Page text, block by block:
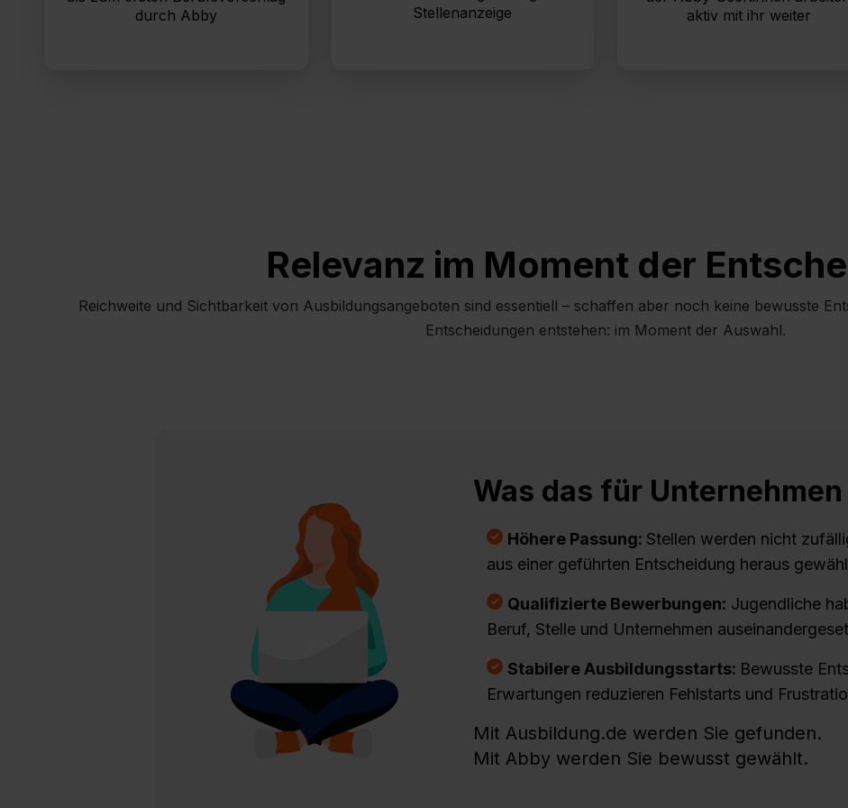
Informationen zu den einzelnen Cookies findest du durch Klick auf „Details zeigen“. Weitere Informationen:
durch Abby
Stellenanzeige
aktiv mit ihr weiter
Relevanz im Moment der
Reichweite und Sichtbarkeit von Ausbildungsangeboten sind essentiell – schaffen aber noch keine bewusste
Entscheidungen entstehen: im Moment der Auswahl.
Was das für
Höhere Passung: Stellen werden nicht
aus einer geführten Entscheidung heraus
Qualifizierte Bewerbungen: Jugendliche
Beruf, Stelle und Unternehmen
Stabilere Ausbildungsstarts: Bewusste
Erwartungen reduzieren Fehlstarts und
Mit Ausbildung.de werden Sie gefunden.
Mit Abby werden Sie bewusst gewählt.